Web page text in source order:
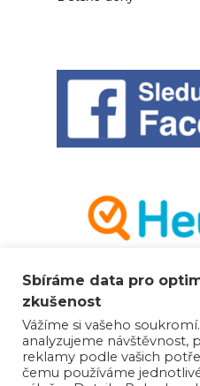
Sbíráme data pro
zkušenost
Vážíme si vašeho
analyzujeme návštěvnost,
reklamy podle vašich
čemu používáme